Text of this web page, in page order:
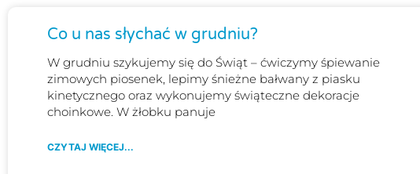
Co u nas słychać w grudniu?
W grudniu szykujemy się do Świąt – ćwiczymy śpiewanie
zimowych piosenek, lepimy śnieżne bałwany z piasku
kinetycznego oraz wykonujemy świąteczne dekoracje
choinkowe. W żłobku panuje
CZYTAJ WIĘCEJ...